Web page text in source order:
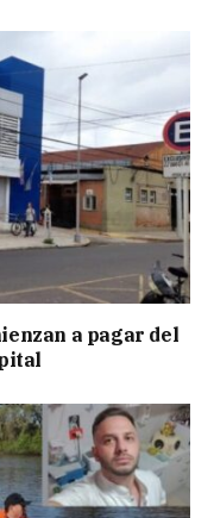
a pagar del